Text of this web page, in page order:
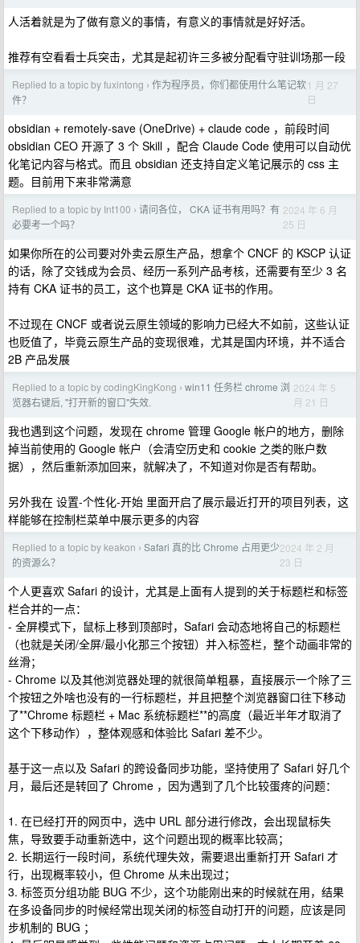
人活着就是为了做有意义的事情，有意义的事情就是好好活。
推荐有空看看士兵突击，尤其是起初许三多被分配看守驻训场那一段
Replied to a topic by fuxintong › 作为程序员，你们都使用什么笔记软
件？
1 月 27
日
obsidian + remotely-save (OneDrive) + claude code ，前段时间
obsidian CEO 开源了 3 个 Skill ，配合 Claude Code 使用可以自动优
化笔记内容与格式。而且 obsidian 还支持自定义笔记展示的 css 主
题。目前用下来非常满意
Replied to a topic by Int100 › 请问各位， CKA 证书有用吗？有
必要考一个吗？
2024 年 6 月
25 日
如果你所在的公司要对外卖云原生产品，想拿个 CNCF 的 KSCP 认证
的话，除了交钱成为会员、经历一系列产品考核，还需要有至少 3 名
持有 CKA 证书的员工，这个也算是 CKA 证书的作用。
不过现在 CNCF 或者说云原生领域的影响力已经大不如前，这些认证
也贬值了，毕竟云原生产品的变现很难，尤其是国内环境，并不适合
2B 产品发展
Replied to a topic by codingKingKong › win11 任务栏 chrome 浏
览器右键后, "打开新的窗口"失效.
2024 年 5
月 21 日
我也遇到这个问题，发现在 chrome 管理 Google 帐户的地方，删除
掉当前使用的 Google 帐户（会清空历史和 cookie 之类的账户数
据），然后重新添加回来，就解决了，不知道对你是否有帮助。
另外我在 设置-个性化-开始 里面开启了展示最近打开的项目列表，这
样能够在控制栏菜单中展示更多的内容
Replied to a topic by keakon › Safari 真的比 Chrome 占用更少
的资源么？
2024 年 2 月
23 日
个人更喜欢 Safari 的设计，尤其是上面有人提到的关于标题栏和标签
栏合并的一点：
- 全屏模式下，鼠标上移到顶部时，Safari 会动态地将自己的标题栏
（也就是关闭/全屏/最小化那三个按钮）并入标签栏，整个动画非常的
丝滑；
- Chrome 以及其他浏览器处理的就很简单粗暴，直接展示一个除了三
个按钮之外啥也没有的一行标题栏，并且把整个浏览器窗口往下移动
了**Chrome 标题栏 + Mac 系统标题栏**的高度（最近半年才取消了
这个下移动作），整体观感和体验比 Safari 差不少。
基于这一点以及 Safari 的跨设备同步功能，坚持使用了 Safari 好几个
月，最后还是转回了 Chrome ，因为遇到了几个比较蛋疼的问题：
1. 在已经打开的网页中，选中 URL 部分进行修改，会出现鼠标失
焦，导致要手动重新选中，这个问题出现的概率比较高；
2. 长期运行一段时间，系统代理失效，需要退出重新打开 Safari 才
行，出现概率较小，但 Chrome 从未出现过；
3. 标签页分组功能 BUG 不少，这个功能刚出来的时候就在用，结果
在多设备同步的时候经常出现关闭的标签自动打开的问题，应该是同
步机制的 BUG ；